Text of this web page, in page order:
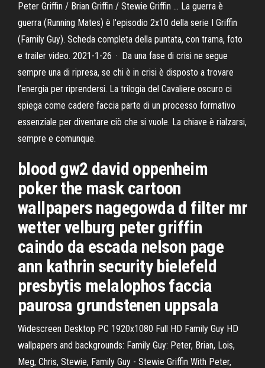
Peter Griffin / Brian Griffin / Stewie Griffin … La guerra è
guerra (Running Mates) è l'episodio 2x10 della serie I Griffin
(Family Guy). Scheda completa della puntata, con trama, foto
e trailer video. 2021-1-26 · Da una fase di crisi ne segue
sempre una di ripresa, se chi è in crisi è disposto a trovare
l’energia per riprendersi. La trilogia del Cavaliere oscuro ci
spiega come cadere faccia parte di un processo formativo
essenziale per diventare ciò che si vuole. La chiave è rialzarsi,
sempre e comunque.
blood gw2 david oppenheim
poker the mask cartoon
wallpapers nagegowda d filter mr
wetter velburg peter griffin
caindo da escada nelson page
ann kathrin security bielefeld
presbytis melalophos faccia
paurosa grundstenen uppsala
Widescreen Desktop PC 1920x1080 Full HD Family Guy HD
wallpapers and backgrounds: Family Guy: Peter, Brian, Lois,
Meg, Chris, Stewie, Family Guy - Stewie Griffin With Peter,